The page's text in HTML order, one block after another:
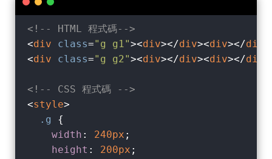
<!-- HTML 程式碼-->
<div class="g g1"><div></div><div></div
<div class="g g2"><div></div><div></div
<!-- CSS 程式碼 -->
<style>
.g
{
width : 240px ;
height : 200px ;